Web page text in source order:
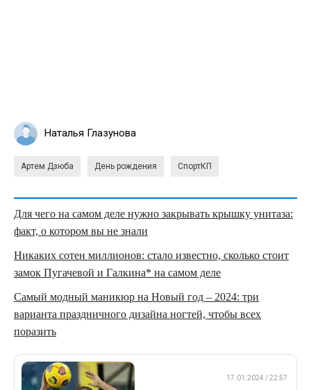
Наталья Глазунова
Артем Дзюба День рождения СпортКП
Для чего на самом деле нужно закрывать крышку унитаза:
факт, о котором вы не знали
Никаких сотен миллионов: стало известно, сколько стоит
замок Пугачевой и Галкина* на самом деле
Самый модный маникюр на Новый год – 2024: три
варианта праздничного дизайна ногтей, чтобы всех
поразить
17.01.2024 / 22:57